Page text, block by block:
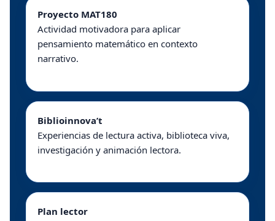
Proyecto MAT180
Actividad motivadora para aplicar
pensamiento matemático en contexto
narrativo.
Biblioinnova’t
Experiencias de lectura activa, biblioteca viva,
investigación y animación lectora.
Plan lector